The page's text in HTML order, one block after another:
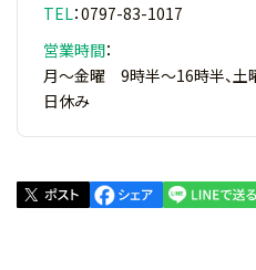
TEL：0797-83-1017
営業時間：
月～金曜 9時半～16時半、土
日休み